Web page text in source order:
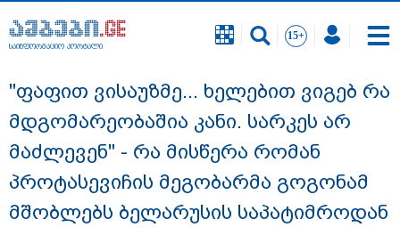
საინფორმაციო პორტალი
საინფორმაციო პორტალი
"ფაფით ვისაუზმე... ხელებით ვიგებ რა
მდგომარეობაშია კანი. სარკეს არ
მაძლევენ" - რა მისწერა რომან
პროტასევიჩის მეგობარმა გოგონამ
მშობლებს ბელარუსის საპატიმროდან